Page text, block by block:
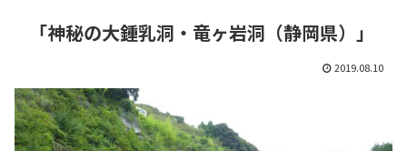
「神秘の大鍾乳洞・竜ヶ岩洞（静岡県）」
2019.08.10